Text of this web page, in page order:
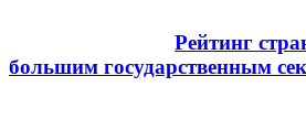
Рейтинг
большим государственным